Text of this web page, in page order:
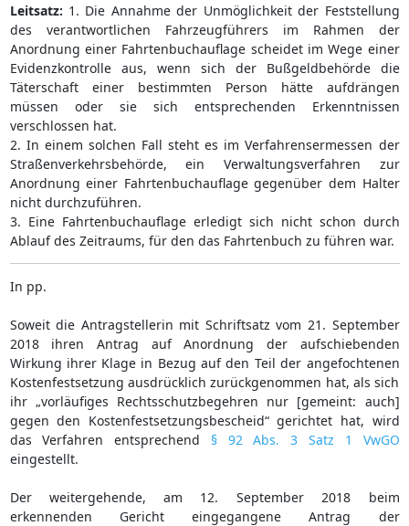
Leitsatz: 1. Die Annahme der Unmöglichkeit der Feststellung
des verantwortlichen Fahrzeugführers im Rahmen der
Anordnung einer Fahrtenbuchauflage scheidet im Wege einer
Evidenzkontrolle aus, wenn sich der Bußgeldbehörde die
Täterschaft einer bestimmten Person hätte aufdrängen
müssen oder sie sich entsprechenden Erkenntnissen
verschlossen hat.
2. In einem solchen Fall steht es im Verfahrensermessen der
Straßenverkehrsbehörde, ein Verwaltungsverfahren zur
Anordnung einer Fahrtenbuchauflage gegenüber dem Halter
nicht durchzuführen.
3. Eine Fahrtenbuchauflage erledigt sich nicht schon durch
Ablauf des Zeitraums, für den das Fahrtenbuch zu führen war.
In pp.
Soweit die Antragstellerin mit Schriftsatz vom 21. September
2018 ihren Antrag auf Anordnung der aufschiebenden
Wirkung ihrer Klage in Bezug auf den Teil der angefochtenen
Kostenfestsetzung ausdrücklich zurückgenommen hat, als sich
ihr „vorläufiges Rechtsschutzbegehren nur [gemeint: auch]
gegen den Kostenfestsetzungsbescheid“ gerichtet hat, wird
das Verfahren entsprechend § 92 Abs. 3 Satz 1 VwGO
eingestellt.
Der weitergehende, am 12. September 2018 beim
erkennenden Gericht eingegangene Antrag der